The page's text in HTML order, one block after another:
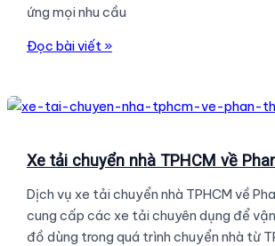
ứng mọi nhu cầu
Xe
hàng
Cần
Thơ
Giá
Rẻ.
Đọc bài viết »
Xe tải chuyển nhà TPHCM về
Dịch vụ xe tải chuyển nhà TPHCM về
cung cấp các xe tải chuyên dụng để
đồ dùng trong quá trình chuyển nhà từ